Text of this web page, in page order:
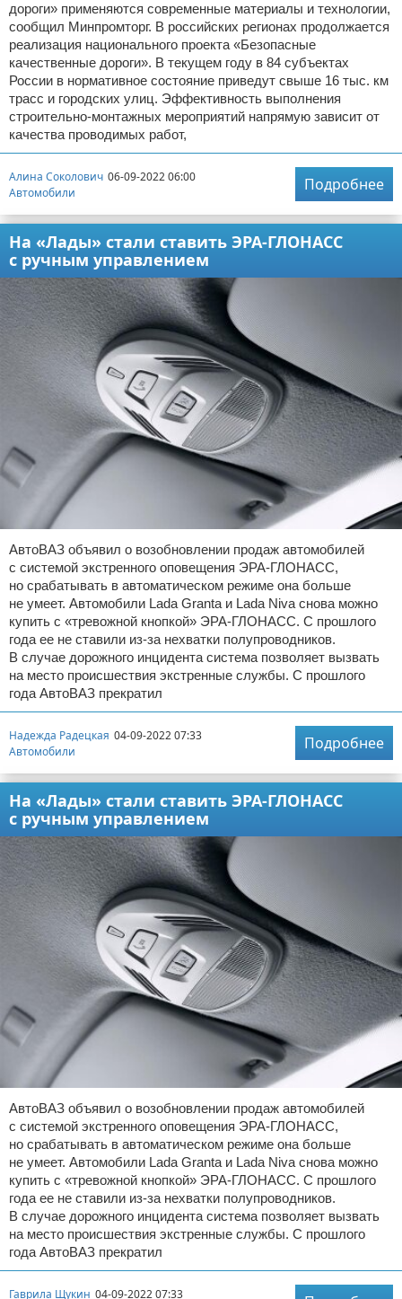
дороги» применяются современные материалы и технологии,
сообщил Минпромторг. В российских регионах продолжается
реализация национального проекта «Безопасные
качественные дороги». В текущем году в 84 субъектах
России в нормативное состояние приведут свыше 16 тыс. км
трасс и городских улиц. Эффективность выполнения
строительно-монтажных мероприятий напрямую зависит от
качества проводимых работ,
Алина Соколович 06-09-2022 06:00
Автомобили
Подробнее
На «Лады» стали ставить ЭРА-ГЛОНАСС
с ручным управлением
АвтоВАЗ объявил о возобновлении продаж автомобилей
с системой экстренного оповещения ЭРА-ГЛОНАСС,
но срабатывать в автоматическом режиме она больше
не умеет. Автомобили Lada Granta и Lada Niva снова можно
купить с «тревожной кнопкой» ЭРА-ГЛОНАСС. С прошлого
года ее не ставили из-за нехватки полупроводников.
В случае дорожного инцидента система позволяет вызвать
на место происшествия экстренные службы. С прошлого
года АвтоВАЗ прекратил
Надежда Радецкая 04-09-2022 07:33
Автомобили
Подробнее
На «Лады» стали ставить ЭРА-ГЛОНАСС
с ручным управлением
АвтоВАЗ объявил о возобновлении продаж автомобилей
с системой экстренного оповещения ЭРА-ГЛОНАСС,
но срабатывать в автоматическом режиме она больше
не умеет. Автомобили Lada Granta и Lada Niva снова можно
купить с «тревожной кнопкой» ЭРА-ГЛОНАСС. С прошлого
года ее не ставили из-за нехватки полупроводников.
В случае дорожного инцидента система позволяет вызвать
на место происшествия экстренные службы. С прошлого
года АвтоВАЗ прекратил
Гаврила Щукин 04-09-2022 07:33